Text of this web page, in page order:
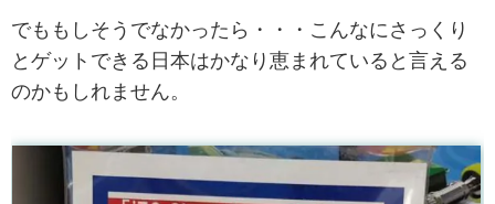
でももしそうでなかったら・・・こんなにさっくり
とゲットできる日本はかなり恵まれていると言える
のかもしれません。